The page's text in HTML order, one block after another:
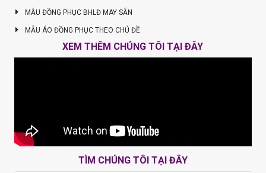
MẪU ĐỒNG PHỤC BHLĐ MAY SẴN
MẪU ÁO ĐỒNG PHỤC THEO CHỦ ĐỀ
XEM THÊM CHÚNG TÔI TẠI ĐÂY
TÌM CHÚNG TÔI TẠI ĐÂY